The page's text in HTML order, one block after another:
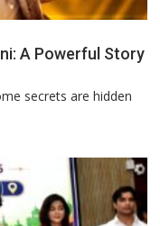
A Powerful Story
secrets are hidden